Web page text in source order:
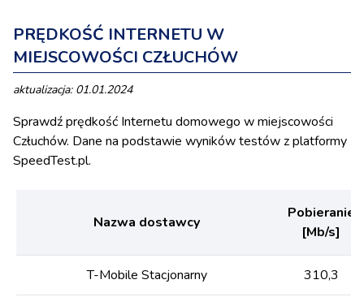
PRĘDKOŚĆ INTERNETU W
MIEJSCOWOŚCI CZŁUCHÓW
aktualizacja: 01.01.2024
Sprawdź prędkość Internetu domowego w miejscowości
Człuchów. Dane na podstawie wyników testów z platformy
SpeedTest.pl.
Nazwa dostawcy
Pobieranie
[Mb/s]
T-Mobile Stacjonarny 310,3